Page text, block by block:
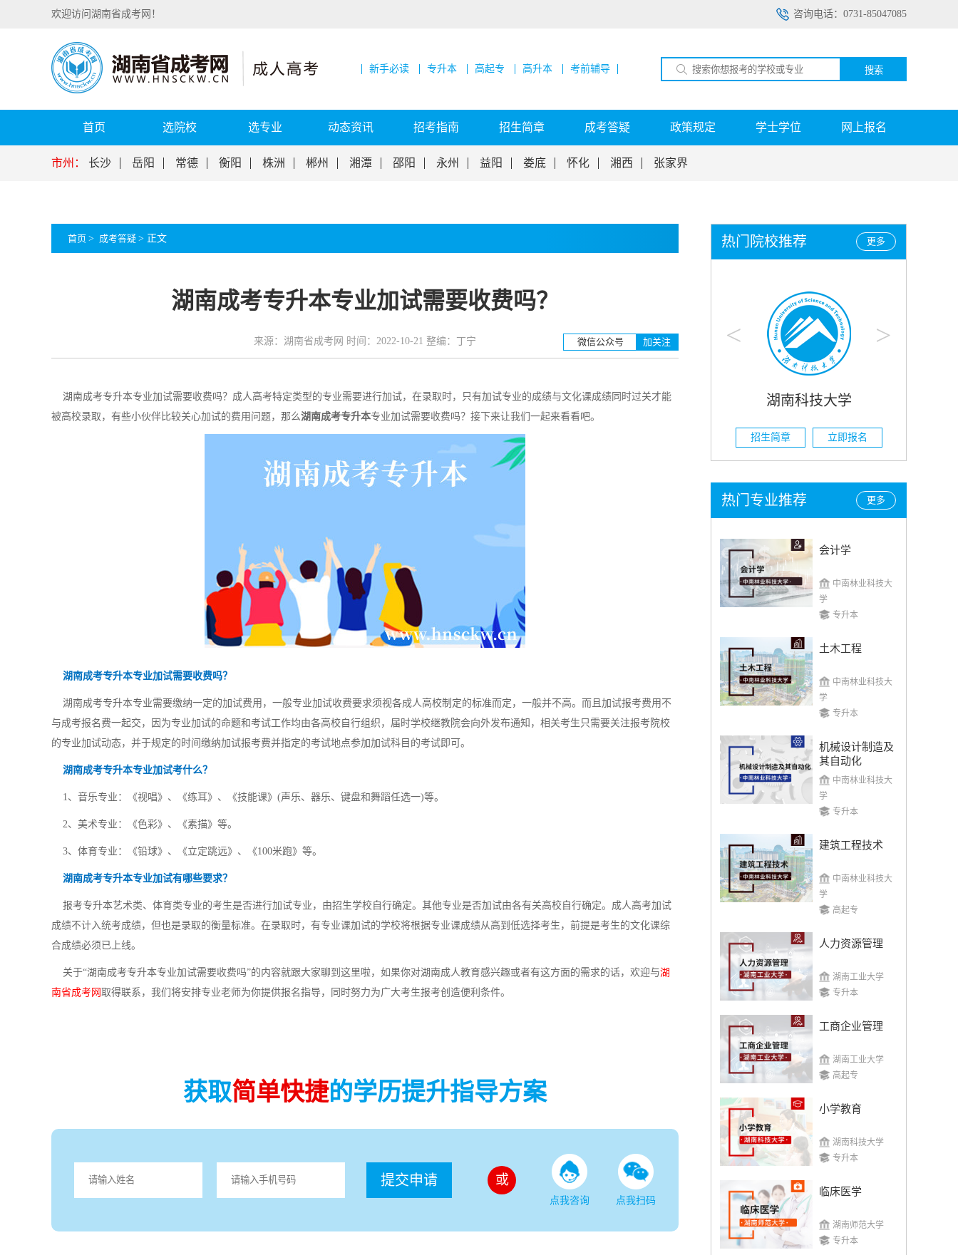
咨询电话：0731-85047085
欢迎访问湖南省成考网！
新手必读 专升本 高起专 高升本 考前辅导 搜索
首页 选院校 选专业 动态资讯 招考指南 招生简章 成考答疑 政策规定 学士学位 网上报名
市州： 长沙 岳阳 常德 衡阳 株洲 郴州 湘潭 邵阳 永州 益阳 娄底 怀化 湘西 张家界
首页 > 成考答疑 > 正文
湖南成考专升本专业加试需要收费吗？
来源：湖南省成考网 时间：2022-10-21 整编：丁宁 微信公众号 加关注
湖南成考专升本专业加试需要收费吗？成人高考特定类型的专业需要进行加试，在录取时，只有加试专业的成绩与文化课成绩同时过关才能
被高校录取，有些小伙伴比较关心加试的费用问题，那么湖南成考专升本专业加试需要收费吗？接下来让我们一起来看看吧。
湖南成考专升本专业加试需要收费吗？
湖南成考专升本专业需要缴纳一定的加试费用，一般专业加试收费要求须视各成人高校制定的标准而定，一般并不高。而且加试报考费用不
与成考报名费一起交，因为专业加试的命题和考试工作均由各高校自行组织，届时学校继教院会向外发布通知，相关考生只需要关注报考院校
的专业加试动态，并于规定的时间缴纳加试报考费并指定的考试地点参加加试科目的考试即可。
湖南成考专升本专业加试考什么？
1、音乐专业：《视唱》、《练耳》、《技能课》(声乐、器乐、键盘和舞蹈任选一)等。
2、美术专业：《色彩》、《素描》等。
3、体育专业：《铅球》、《立定跳远》、《100米跑》等。
湖南成考专升本专业加试有哪些要求？
报考专升本艺术类、体育类专业的考生是否进行加试专业，由招生学校自行确定。其他专业是否加试由各有关高校自行确定。成人高考加试
成绩不计入统考成绩，但也是录取的衡量标准。在录取时，有专业课加试的学校将根据专业课成绩从高到低选择考生，前提是考生的文化课综
合成绩必须已上线。
关于“湖南成考专升本专业加试需要收费吗”的内容就跟大家聊到这里啦，如果你对湖南成人教育感兴趣或者有这方面的需求的话，欢迎与湖
南省成考网 取得联系，我们将安排专业老师为你提供报名指导，同时努力为广大考生报考创造便利条件。
获取简单快捷的学历提升指导方案
提交申请 或
点我咨询 点我扫码
更多
热门院校推荐
< >
湖南工业大学
招生简章 立即报名
湖南科技大学 湖南农业大学
招生简章 立即报名
更多
热门专业推荐
会计学
中南林业科技大
学
专升本
土木工程
中南林业科技大
学
专升本
机械设计制造及
其自动化
中南林业科技大
学
专升本
建筑工程技术
中南林业科技大
学
高起专
人力资源管理
湖南工业大学
专升本
工商企业管理
湖南工业大学
高起专
小学教育
湖南科技大学
专升本
临床医学
湖南师范大学
专升本